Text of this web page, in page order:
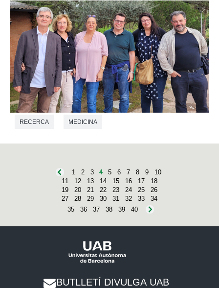
RECERCA MEDICINA
1 2 3 4 5 6 7 8 9
10
11
12 13 14 15 16 17
18
19
20 21 22 23 24 25
26
27
28 29 30 31 32 33
34
35
36 37 38 39 40
BUTLLETÍ DIVULGA UAB